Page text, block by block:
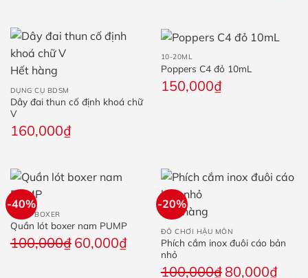
130,000₫
đến
160,000₫
710,000₫.
Hết hàng
DỤNG CỤ BDSM
Dây đai thun cố định khoá chữ
V
160,000₫
10-20ML
Poppers C4 đỏ 10mL
150,000₫
-40%
QUẦN BOXER
Quần lót boxer nam PUMP
100,000₫ Giá
60,000₫Giá
-20%
Hết hàng
ĐỒ CHƠI HẬU MÔN
Phích cắm inox đuôi cáo bản
nhỏ
100,000₫ Giá
80,000₫Giá